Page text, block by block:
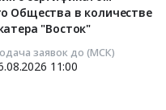
Общества в количестве
"Восток"
заявок до (МСК)
11:00